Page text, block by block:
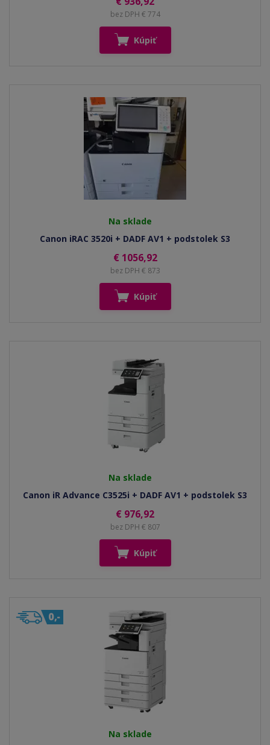
bez DPH € 774
Kúpiť
Na sklade
Canon iRAC 3520i + DADF AV1 + podstolek S3
€ 1056,92
bez DPH € 873
Kúpiť
Na sklade
Canon iR Advance C3525i + DADF AV1 + podstolek S3
€ 976,92
bez DPH € 807
Kúpiť
Na sklade